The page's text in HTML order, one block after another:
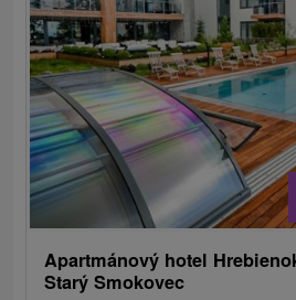
Apartmánový hotel
Starý Smokovec